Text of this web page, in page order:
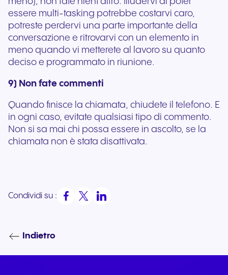
essere multi-tasking potrebbe costarvi caro,
potreste perdervi una parte importante della
conversazione e ritrovarvi con un elemento in
meno quando vi metterete al lavoro su quanto
deciso e programmato in riunione.
9) Non fate commenti
Quando finisce la chiamata, chiudete il telefono. E
in ogni caso, evitate qualsiasi tipo di commento.
Non si sa mai chi possa essere in ascolto, se la
chiamata non è stata disattivata.
Condividi su :
Indietro